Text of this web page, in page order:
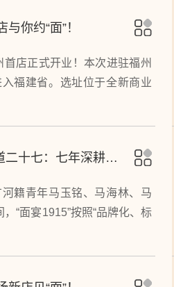
你约“面”！
首店正式开业！本次进驻福州
福建省。选址位于全新商业
二十七：七年深耕创
籍青年马玉铭、马海林、马
“面宴1915”按照“品牌化、标